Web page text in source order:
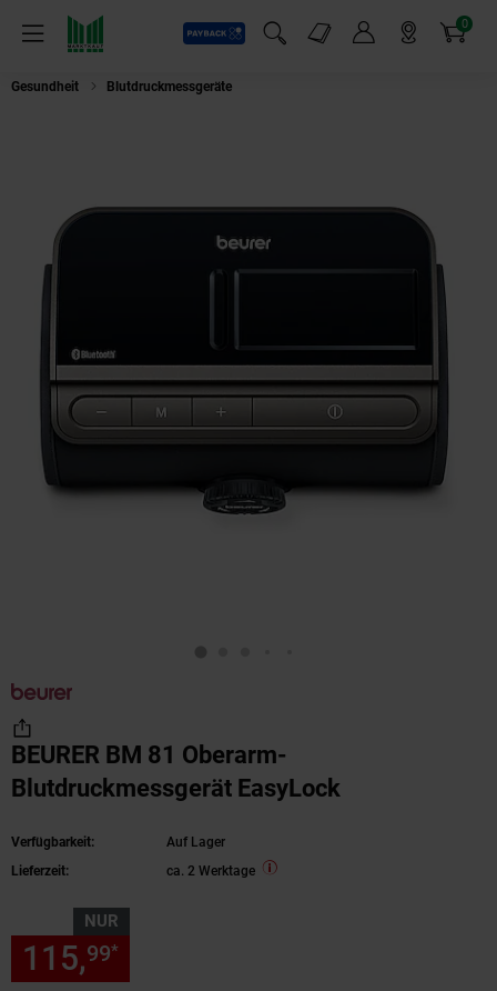
Menü
Payback
Suchfeld einblenden
Markt-Angebote 0
Artikel
Gesundheit Blutdruckmessgeräte
BEURER BM 81 Oberarm-
Blutdruckmessgerät EasyLock
Verfügbarkeit:
Auf Lager
Lieferzeit:
ca. 2 Werktage
NUR
115,99*